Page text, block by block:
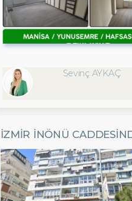
Sevinç AYKAÇ
İZMIR İNÖNÜ